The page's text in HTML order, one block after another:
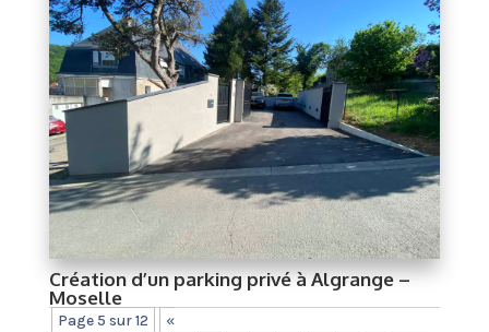
Création d’un parking privé à Algrange –
Moselle
Page 5 sur 12
«